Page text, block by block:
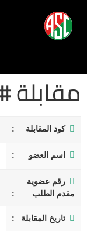
مقابلة
كود المقابلة
اسم العضو
رقم عضوية
مقدم الطلب
تاريخ المقابلة